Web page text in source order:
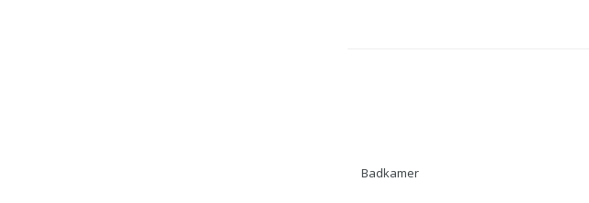
Badkamer